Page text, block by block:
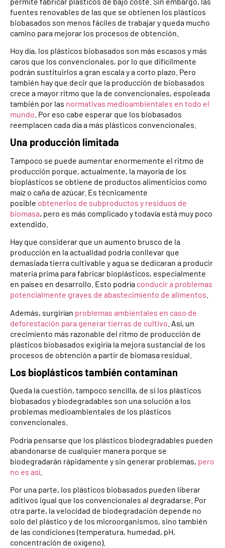
fuentes renovables de las que se obtienen los plásticos
biobasados son menos fáciles de trabajar y queda mucho
camino para mejorar los procesos de obtención.
Hoy día, los plásticos biobasados son más escasos y más
caros que los convencionales, por lo que difícilmente
podrán sustituirlos a gran escala y a corto plazo. Pero
también hay que decir que la producción de biobasados
crece a mayor ritmo que la de convencionales, espoleada
también por las normativas medioambientales en todo el
mundo . Por eso cabe esperar que los biobasados
reemplacen cada día a más plásticos convencionales.
Una producción limitada
Tampoco se puede aumentar enormemente el ritmo de
producción porque, actualmente, la mayoría de los
bioplásticos se obtiene de productos alimenticios como
maíz o caña de azúcar. Es técnicamente
posible obtenerlos de subproductos y residuos de
biomasa, pero es más complicado y todavía está muy poco
extendido.
Hay que considerar que un aumento brusco de la
producción en la actualidad podría conllevar que
demasiada tierra cultivable y agua se dedicaran a producir
materia prima para fabricar bioplásticos, especialmente
en países en desarrollo. Esto podría conducir a problemas
potencialmente graves de abastecimiento de alimentos
Además, surgirían problemas ambientales en caso de
deforestación para generar tierras de cultivo . Así, un
crecimiento más razonable del ritmo de producción de
plásticos biobasados exigiría la mejora sustancial de los
procesos de obtención a partir de biomasa residual.
Los bioplásticos también contaminan
Queda la cuestión, tampoco sencilla, de si los plásticos
biobasados y biodegradables son una solución a los
problemas medioambientales de los plásticos
convencionales.
Podría pensarse que los plásticos biodegradables pueden
abandonarse de cualquier manera porque se
biodegradarán rápidamente y sin generar problemas, pero
no es así
Por una parte, los plásticos biobasados pueden liberar
aditivos igual que los convencionales al degradarse. Por
otra parte, la velocidad de biodegradación depende no
solo del plástico y de los microorganismos, sino también
de las condiciones (temperatura, humedad, pH,
concentración de oxígeno).